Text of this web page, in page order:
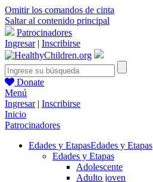
Omitir los comandos de cinta
Saltar al contenido principal
Patrocinadores
Ingresar| Inscribirse
Donate
Menú
Ingresar| Inscribirse
Inicio
Patrocinadores
Edades y EtapasEdades y Etapas
Edades y Etapas
Adolescente
Adulto joven